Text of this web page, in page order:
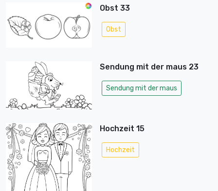
Obst 33
Obst
Sendung mit der maus 23
Sendung mit der maus
Hochzeit 15
Hochzeit